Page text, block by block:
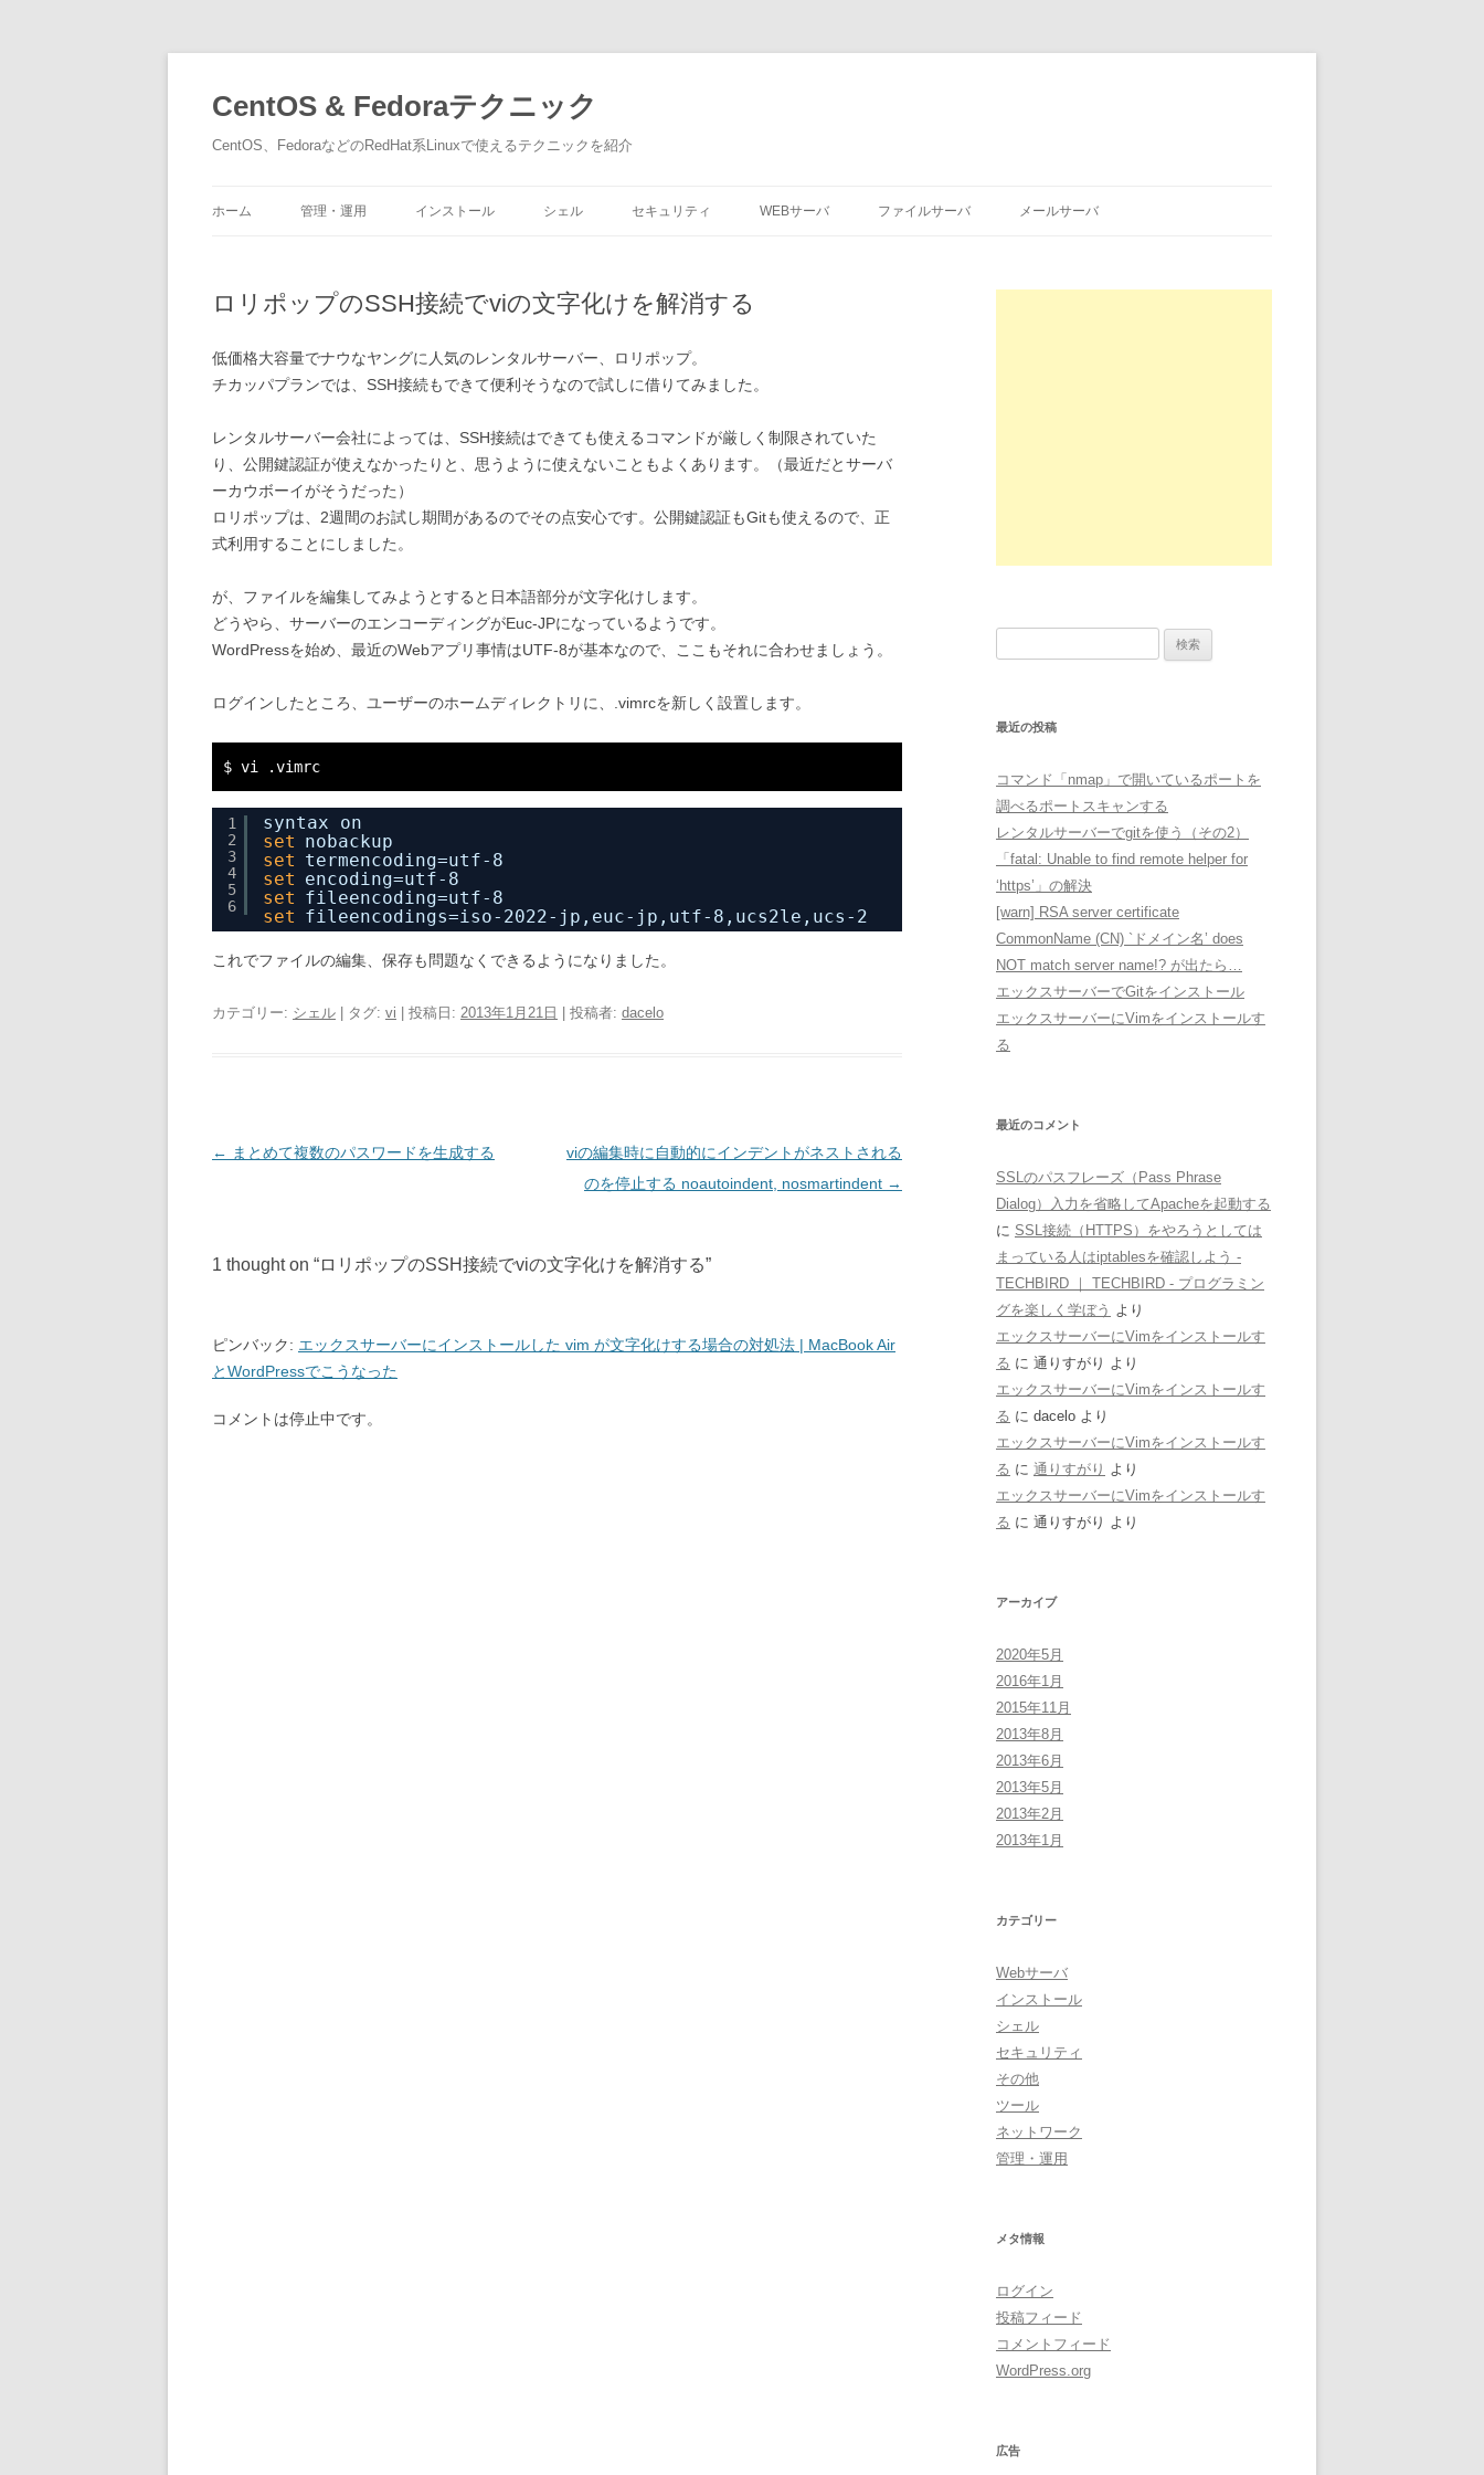
CentOS & Fedoraテクニック
CentOS、FedoraなどのRedHat系Linuxで使えるテクニックを紹介
キ
ッ
ホーム 管理・運用 インストール シェル セキュリティ WEBサーバ ファイルサーバ メールサーバ
ロリポップのSSH接続でviの文字化けを解消する
低価格大容量でナウなヤングに人気のレンタルサーバー、ロリポップ。
チカッパプランでは、SSH接続もできて便利そうなので試しに借りてみました。
レンタルサーバー会社によっては、SSH接続はできても使えるコマンドが厳しく制限されていた
り、公開鍵認証が使えなかったりと、思うように使えないこともよくあります。（最近だとサーバ
ーカウボーイがそうだった）
ロリポップは、2週間のお試し期間があるのでその点安心です。公開鍵認証もGitも使えるので、正
式利用することにしました。
が、ファイルを編集してみようとすると日本語部分が文字化けします。
どうやら、サーバーのエンコーディングがEuc-JPになっているようです。
WordPressを始め、最近のWebアプリ事情はUTF-8が基本なので、ここもそれに合わせましょう。
ログインしたところ、ユーザーのホームディレクトリに、.vimrcを新しく設置します。
$ vi .vimrc
1
2
3
4
5
6
syntax on
set nobackup
set termencoding=utf-8
set encoding=utf-8
set fileencoding=utf-8
set fileencodings=iso-2022-jp,euc-jp,utf-8,ucs2le,ucs-2
これでファイルの編集、保存も問題なくできるようになりました。
カテゴリー: シェル | タグ: vi | 投稿日: 2013年1月21日 投稿者: dacelo
投
ゲ
シ
ョ
← まとめて複数のパスワードを生成する
viの編集時に自動的にインデントがネストされる
のを停止する noautoindent, nosmartindent →
1 thought on “ロリポップのSSH接続でviの文字化けを解消する”
ピンバック: エックスサーバーにインストールした vim が文字化けする場合の対処法 | MacBook Air
とWordPressでこうなった
コメントは停止中です。
最近の投稿
コマンド「nmap」で開いているポートを
調べるポートスキャンする
レンタルサーバーでgitを使う（その2）
「fatal: Unable to find remote helper for
‘https’」の解決
[warn] RSA server certificate
CommonName (CN) `ドメイン名’ does
NOT match server name!? が出たら…
エックスサーバーでGitをインストール
エックスサーバーにVimをインストールす
る
最近のコメント
SSLのパスフレーズ（Pass Phrase
Dialog）入力を省略してApacheを起動する
に SSL接続（HTTPS）をやろうとしては
まっている人はiptablesを確認しよう -
TECHBIRD ｜ TECHBIRD - プログラミン
グを楽しく学ぼう より
エックスサーバーにVimをインストールす
る に 通りすがり より
エックスサーバーにVimをインストールす
る に dacelo より
エックスサーバーにVimをインストールす
る に 通りすがり より
エックスサーバーにVimをインストールす
る に 通りすがり より
アーカイブ
2020年5月
2016年1月
2015年11月
2013年8月
2013年6月
2013年5月
2013年2月
2013年1月
カテゴリー
Webサーバ
インストール
シェル
セキュリティ
その他
ツール
ネットワーク
管理・運用
メタ情報
ログイン
投稿フィード
コメントフィード
WordPress.org
広告